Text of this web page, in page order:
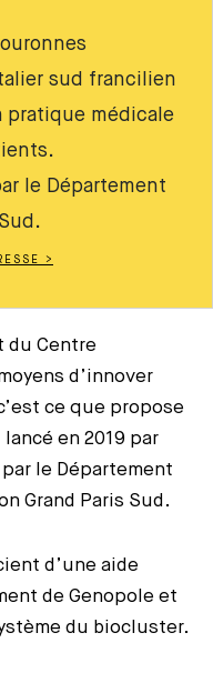
sud francilien
pratique médicale
le Département
>
du Centre
d’innover
ce que propose
lancé en 2019 par
le Département
Grand Paris Sud.
d’une aide
de Genopole et
du biocluster.